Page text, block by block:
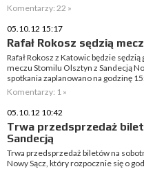
Komentarzy: 22 »
05.10.12 15:17
Rafał Rokosz sędzią
Rafał Rokosz z Katowic będzie
meczu Stomilu Olsztyn z Sandecją
spotkania zaplanowano na godzinę
Komentarzy: 1 »
05.10.12 10:42
Trwa przedsprzedaż
Sandecją
Trwa przedsprzedaż biletów na
Nowy Sącz, który rozpocznie się o